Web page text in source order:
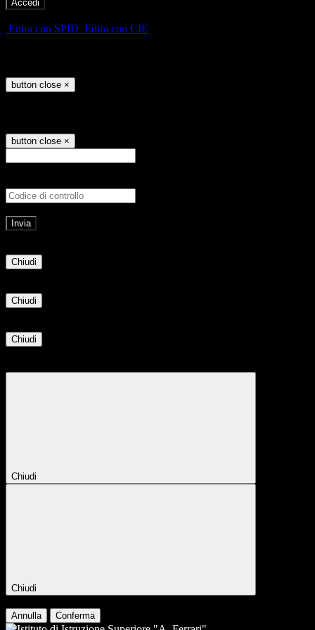
Entra con SPID Entra con CIE
button close ×
button close ×
Chiudi
Chiudi
Chiudi
Chiudi
Chiudi
Annulla Conferma